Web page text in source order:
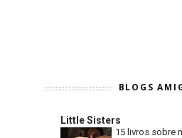
BLOGS
Little Sisters
15 livros sobre